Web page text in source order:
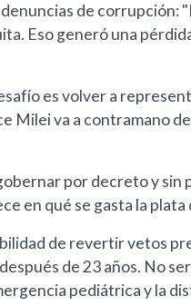
de corrupción:
Eso generó una
es volver a
Milei va a contramano
por decreto y sin
en qué se gasta la
de revertir vetos
de 23 años. No
pediátrica y la